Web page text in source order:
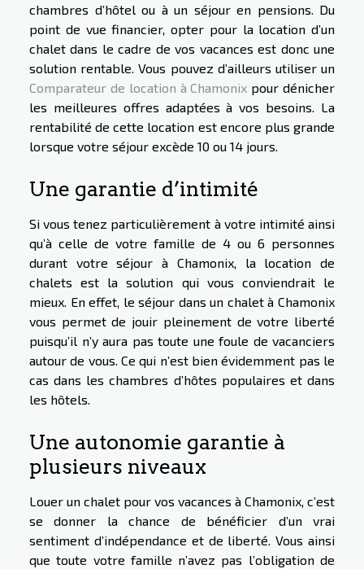
chambres d’hôtel ou à un séjour en pensions. Du
point de vue financier, opter pour la location d’un
chalet dans le cadre de vos vacances est donc une
solution rentable. Vous pouvez d’ailleurs utiliser un
Comparateur de location à Chamonix pour dénicher
les meilleures offres adaptées à vos besoins. La
rentabilité de cette location est encore plus grande
lorsque votre séjour excède 10 ou 14 jours.
Une garantie d’intimité
Si vous tenez particulièrement à votre intimité ainsi
qu’à celle de votre famille de 4 ou 6 personnes
durant votre séjour à Chamonix, la location de
chalets est la solution qui vous conviendrait le
mieux. En effet, le séjour dans un chalet à Chamonix
vous permet de jouir pleinement de votre liberté
puisqu’il n’y aura pas toute une foule de vacanciers
autour de vous. Ce qui n’est bien évidemment pas le
cas dans les chambres d’hôtes populaires et dans
les hôtels.
Une autonomie garantie à
plusieurs niveaux
Louer un chalet pour vos vacances à Chamonix, c’est
se donner la chance de bénéficier d’un vrai
sentiment d’indépendance et de liberté. Vous ainsi
que toute votre famille n’avez pas l’obligation de